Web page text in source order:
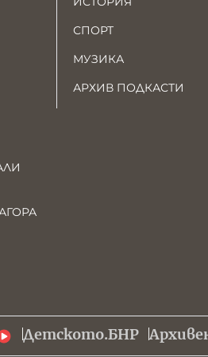
СПОРТ
МУЗИКА
АРХИВ ПОДКАСТИ
Детското.БНР